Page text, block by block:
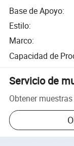
Base de Apoyo:
Estilo:
Marco:
Capacidad de
Servicio de
Obtener